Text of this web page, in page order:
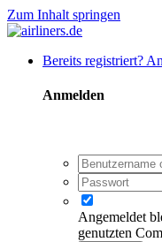
Zum Inhalt springen
Bereits registriert?
Anmelden
Angemeldet
genutzten